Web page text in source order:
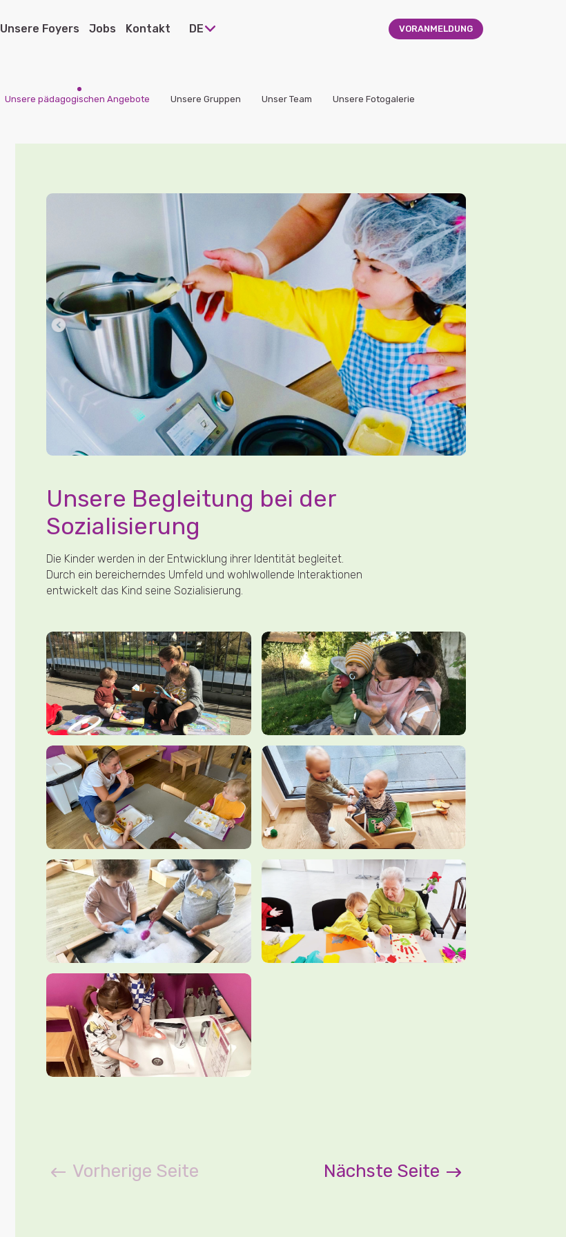
Unsere Foyers Jobs Kontakt DE VORANMELDUNG
Unsere pädagogischen Angebote Unsere Gruppen Unser Team Unsere Fotogalerie
Unsere Begleitung bei der
Sozialisierung
Die Kinder werden in der Entwicklung ihrer Identität begleitet.
Durch ein bereicherndes Umfeld und wohlwollende Interaktionen
entwickelt das Kind seine Sozialisierung.
Vorherige Seite Nächste Seite